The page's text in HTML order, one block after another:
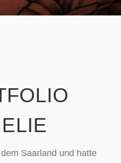
Saarland und hatte